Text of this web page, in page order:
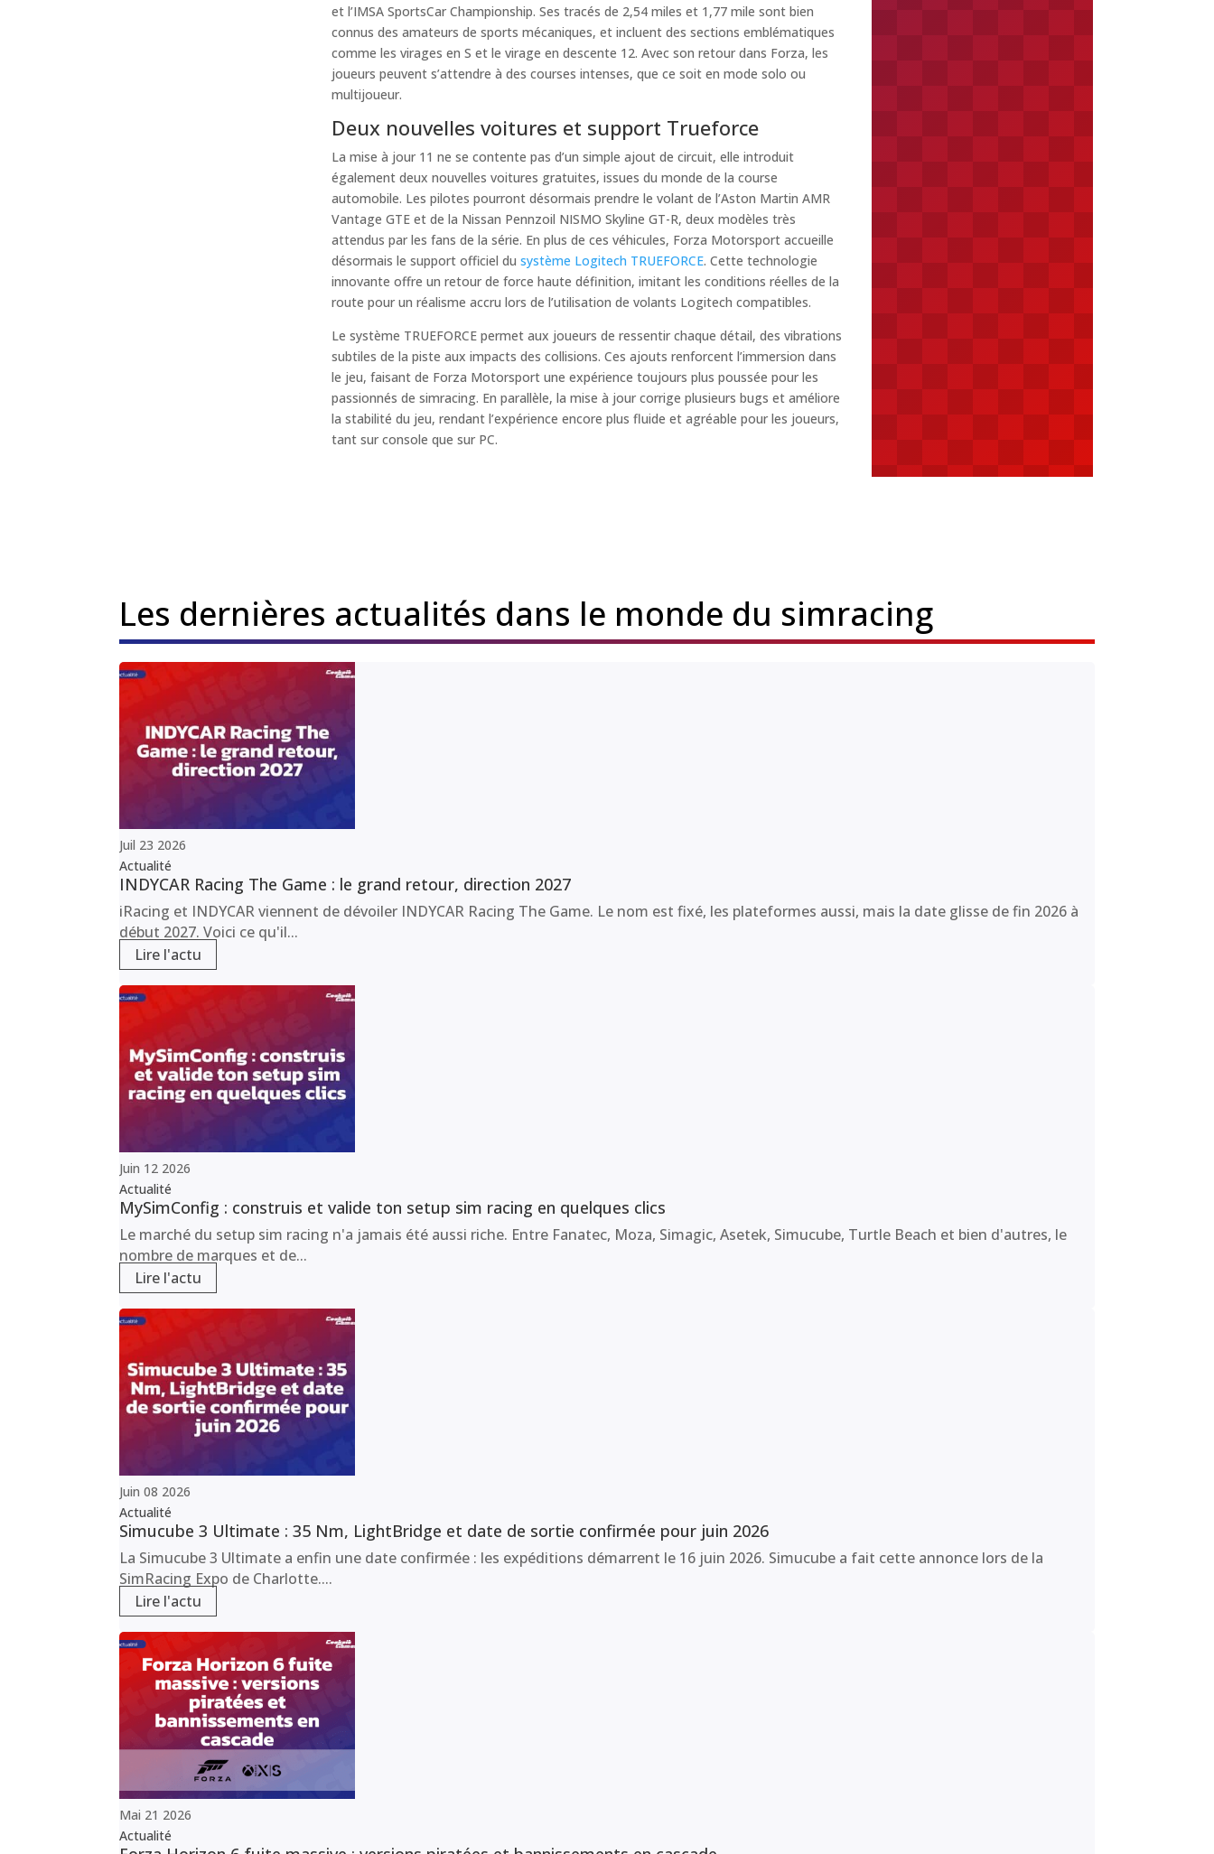
et l’IMSA SportsCar Championship. Ses tracés de 2,54 miles et 1,77 mile sont bien
connus des amateurs de sports mécaniques, et incluent des sections emblématiques
comme les virages en S et le virage en descente 12. Avec son retour dans Forza, les
joueurs peuvent s’attendre à des courses intenses, que ce soit en mode solo ou
multijoueur.
Deux nouvelles voitures et support Trueforce
La mise à jour 11 ne se contente pas d’un simple ajout de circuit, elle introduit
également deux nouvelles voitures gratuites, issues du monde de la course
automobile. Les pilotes pourront désormais prendre le volant de l’Aston Martin AMR
Vantage GTE et de la Nissan Pennzoil NISMO Skyline GT-R, deux modèles très
attendus par les fans de la série. En plus de ces véhicules, Forza Motorsport accueille
désormais le support officiel du système Logitech TRUEFORCE. Cette technologie
innovante offre un retour de force haute définition, imitant les conditions réelles de la
route pour un réalisme accru lors de l’utilisation de volants Logitech compatibles.
Le système TRUEFORCE permet aux joueurs de ressentir chaque détail, des vibrations
subtiles de la piste aux impacts des collisions. Ces ajouts renforcent l’immersion dans
le jeu, faisant de Forza Motorsport une expérience toujours plus poussée pour les
passionnés de simracing. En parallèle, la mise à jour corrige plusieurs bugs et améliore
la stabilité du jeu, rendant l’expérience encore plus fluide et agréable pour les joueurs,
tant sur console que sur PC.
Les dernières actualités dans le monde du simracing
Juil 23 2026
Actualité
INDYCAR Racing The Game : le grand retour, direction 2027
iRacing et INDYCAR viennent de dévoiler INDYCAR Racing The Game. Le nom est fixé, les plateformes aussi, mais la date glisse de fin 2026 à
début 2027. Voici ce qu'il...
Lire l'actu
Juin 12 2026
Actualité
MySimConfig : construis et valide ton setup sim racing en quelques clics
Le marché du setup sim racing n'a jamais été aussi riche. Entre Fanatec, Moza, Simagic, Asetek, Simucube, Turtle Beach et bien d'autres, le
nombre de marques et de...
Lire l'actu
Juin 08 2026
Actualité
Simucube 3 Ultimate : 35 Nm, LightBridge et date de sortie confirmée pour juin 2026
La Simucube 3 Ultimate a enfin une date confirmée : les expéditions démarrent le 16 juin 2026. Simucube a fait cette annonce lors de la
SimRacing Expo de Charlotte....
Lire l'actu
Mai 21 2026
Actualité